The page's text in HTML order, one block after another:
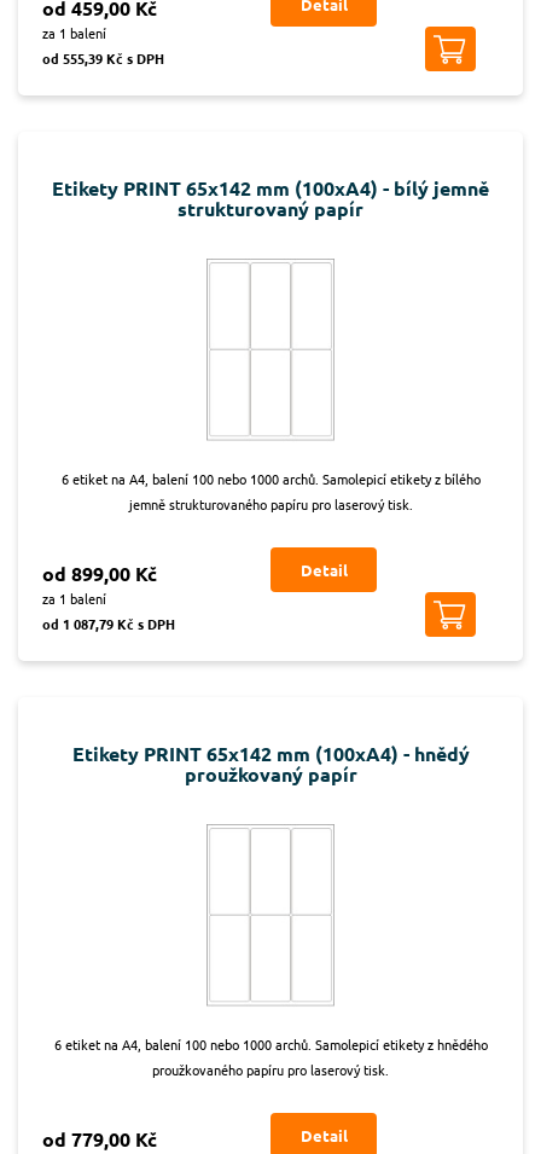
od 459,00 Kč
za 1 balení
od 555,39 Kč s DPH
Detail
Etikety PRINT 65x142 mm (100xA4) - bílý jemně
strukturovaný papír
6 etiket na A4, balení 100 nebo 1000 archů. Samolepicí etikety z bílého
jemně strukturovaného papíru pro laserový tisk.
od 899,00 Kč
za 1 balení
od 1 087,79 Kč s DPH
Detail
Etikety PRINT 65x142 mm (100xA4) - hnědý
proužkovaný papír
6 etiket na A4, balení 100 nebo 1000 archů. Samolepicí etikety z hnědého
proužkovaného papíru pro laserový tisk.
od 779,00 Kč Detail